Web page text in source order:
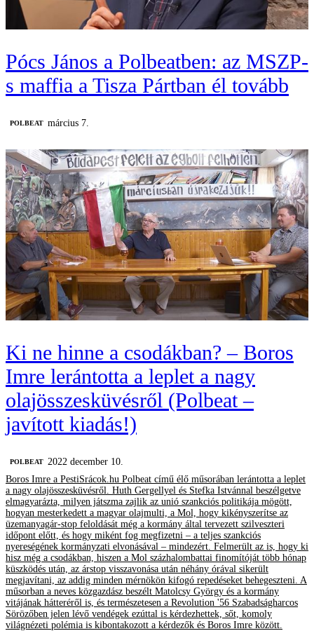
Pócs János a Polbeatben: az MSZP-
s maffia a Tisza Pártban él tovább
‎POLBEAT március 7.
Ki ne hinne a csodákban? – Boros
Imre lerántotta a leplet a nagy
olajösszesküvésről (Polbeat –
javított kiadás!)
‎POLBEAT
2022 december 10.
Boros Imre a PestiSrácok.hu Polbeat című élő műsorában lerántotta a leplet
a nagy olajösszesküvésről. Huth Gergellyel és Stefka Istvánnal beszélgetve
elmagyarázta, milyen játszma zajlik az unió szankciós politikája mögött,
hogyan mesterkedett a magyar olajmulti, a Mol, hogy kikényszerítse az
üzemanyagár-stop feloldását még a kormány által tervezett szilveszteri
időpont előtt, és hogy miként fog megfizetni – a teljes szankciós
nyereségének kormányzati elvonásával – mindezért. Felmerült az is, hogy ki
hisz még a csodákban, hiszen a Mol százhalombattai finomítóját több hónap
küszködés után, az árstop visszavonása után néhány órával sikerült
megjavítani, az addig minden mérnökön kifogó repedéseket behegeszteni. A
műsorban a neves közgazdász beszélt Matolcsy György és a kormány
vitájának hátteréről is, és természetesen a Revolution '56 Szabadságharcos
Sörözőben jelen lévő vendégek ezúttal is kérdezhettek, sőt, komoly
világnézeti polémia is kibontakozott a kérdezők és Boros Imre között.